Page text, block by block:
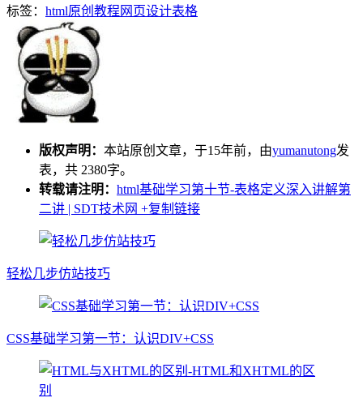
标签： html原创教程 网页设计表格
版权声明： 本站原创文章，于15年前，由yumanutong发
表，共 2380字。
转载请注明： html基础学习第十节-表格定义深入讲解第
二讲 | SDT技术网 +复制链接
轻松几步仿站技巧
CSS基础学习第一节：认识DIV+CSS